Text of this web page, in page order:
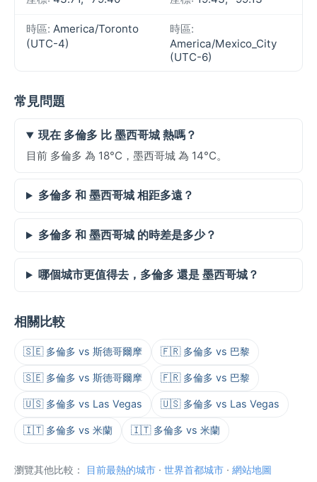
時區: America/Toronto
(UTC-4)
時區:
America/Mexico_City
(UTC-6)
常見問題
現在 多倫多 比 墨西哥城 熱嗎？
目前 多倫多 為 18°C，墨西哥城 為 14°C。
多倫多 和 墨西哥城 相距多遠？
多倫多 和 墨西哥城 的時差是多少？
哪個城市更值得去，多倫多 還是 墨西哥城？
相關比較
🇸🇪 多倫多 vs 斯德哥爾摩 🇫🇷 多倫多 vs 巴黎
🇸🇪 多倫多 vs 斯德哥爾摩 🇫🇷 多倫多 vs 巴黎
🇺🇸 多倫多 vs Las Vegas 🇺🇸 多倫多 vs Las Vegas
🇮🇹 多倫多 vs 米蘭 🇮🇹 多倫多 vs 米蘭
瀏覽其他比較： 目前最熱的城市 · 世界首都城市 · 網站地圖